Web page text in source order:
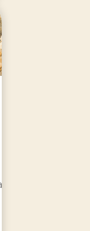
uniquement